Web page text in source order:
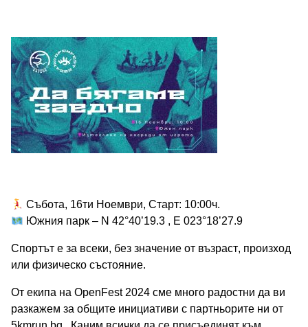
Събота, 16ти Ноември, Старт: 10:00ч.
Южния парк – N 42°40’19.3 , E 023°18’27.9
Спортът е за всеки, без значение от възраст, произход
или физическо състояние.
От екипа на OpenFest 2024 сме много радостни да ви
разкажем за общите инициативи с партньорите ни от